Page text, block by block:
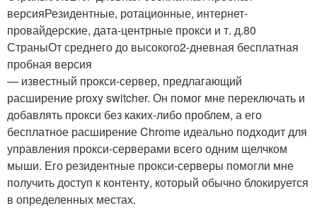
версияРезидентные, ротационные, интернет-
провайдерские, дата-центрные прокси и т. д.80
СтраныОт среднего до высокого2-дневная бесплатная
пробная версия
— известный прокси-сервер, предлагающий
расширение proxy switcher. Он помог мне переключать и
добавлять прокси без каких-либо проблем, а его
бесплатное расширение Chrome идеально подходит для
управления прокси-серверами всего одним щелчком
мыши. Его резидентные прокси-серверы помогли мне
получить доступ к контенту, который обычно блокируется
в определенных местах.